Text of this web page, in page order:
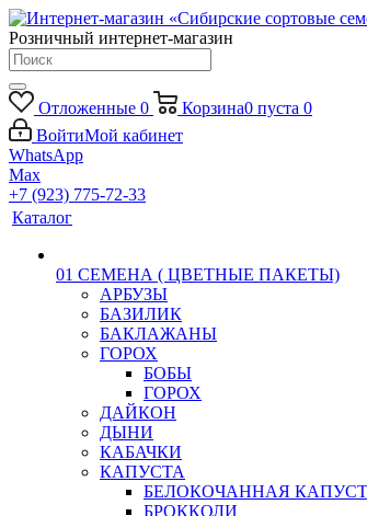
Розничный интернет-магазин
Отложенные 0 Корзина0 пуста 0
ВойтиМой кабинет
WhatsApp
Max
+7 (923) 775-72-33
Каталог
01 СЕМЕНА ( ЦВЕТНЫЕ ПАКЕТЫ)
АРБУЗЫ
БАЗИЛИК
БАКЛАЖАНЫ
ГОРОХ
БОБЫ
ГОРОХ
ДАЙКОН
ДЫНИ
КАБАЧКИ
КАПУСТА
БЕЛОКОЧАННАЯ
БРОККОЛИ